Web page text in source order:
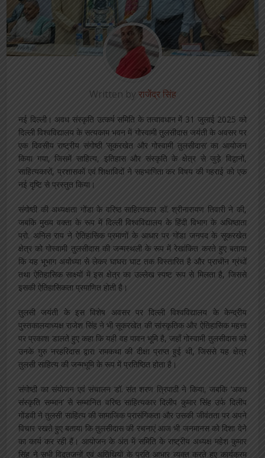
Written byराजेंद्र सिंह
नई दिल्ली। अवध संस्कृति उत्कर्ष समिति के तत्वावधान में 31 जुलाई 2025 को
दिल्ली विश्वविद्यालय के सत्यकाम भवन में गोस्वामी तुलसीदास जयंती के अवसर पर
एक दिवसीय राष्ट्रीय संगोष्ठी ‘सूकरखेत और गोस्वामी तुलसीदास’ का आयोजन
किया गया, जिसमें साहित्य, इतिहास और संस्कृति के क्षेत्र से जुड़े विद्वानों,
साहित्यकारों, प्रशासकों एवं शिक्षाविदों ने सहभागिता कर विषय की गहराई को एक
नई दृष्टि से प्रस्तुत किया।
संगोष्ठी की अध्यक्षता गोंडा के वरिष्ठ साहित्यकार डॉ. श्रीनारायण तिवारी ने की,
जबकि मुख्य वक्ता के रूप में दिल्ली विश्वविद्यालय के हिंदी विभाग के अधिष्ठाता
प्रो. अनिल राय ने ऐतिहासिक प्रमाणों के आधार पर गोंडा जनपद के सूकरखेत
क्षेत्र को गोस्वामी तुलसीदास की जन्मस्थली के रूप में रेखांकित करते हुए बताया
कि यह भूभाग अयोध्या से लेकर घाघरा घाट तक विस्तारित है और प्राचीन ग्रंथों
तथा ऐतिहासिक साक्ष्यों में इस क्षेत्र का उल्लेख स्पष्ट रूप से मिलता है, जिससे
इसकी ऐतिहासिकता प्रमाणित होती है।
तुलसी जयंती के इस विशेष अवसर पर दिल्ली विश्वविद्यालय के केन्द्रीय
पुस्तकालयाध्यक्ष राजेश सिंह ने भी सूकरखेत की सांस्कृतिक और ऐतिहासिक महत्ता
पर प्रकाश डालते हुए कहा कि यही वह पावन भूमि है, जहाँ गोस्वामी तुलसीदास को
उनके गुरु नरहरिदास द्वारा रामकथा की दीक्षा प्राप्त हुई थी, जिससे यह क्षेत्र
तुलसी साहित्य की जन्मभूमि के रूप में प्रतिष्ठित होता है।
संगोष्ठी का संयोजन एवं संचालन डॉ. संत शरण त्रिपाठी ने किया, जबकि ‘अवध
संस्कृति सम्मान’ से सम्मानित वरिष्ठ साहित्यकार दिलीप कुमार सिंह उर्फ दिलीप
गोंडवी ने तुलसी साहित्य की सामाजिक प्रासंगिकता और उसकी जीवंतता पर अपने
विचार रखते हुए बताया कि तुलसीदास की रचनाएं आज भी जनमानस को दिशा देने
का कार्य कर रही हैं। आयोजन के अंत में समिति के राष्ट्रीय अध्यक्ष महेश कुमार
सिंह ने सभी विद्वतजनों एवं अतिथियों के प्रति आभार व्यक्त करते हुए कार्यक्रम